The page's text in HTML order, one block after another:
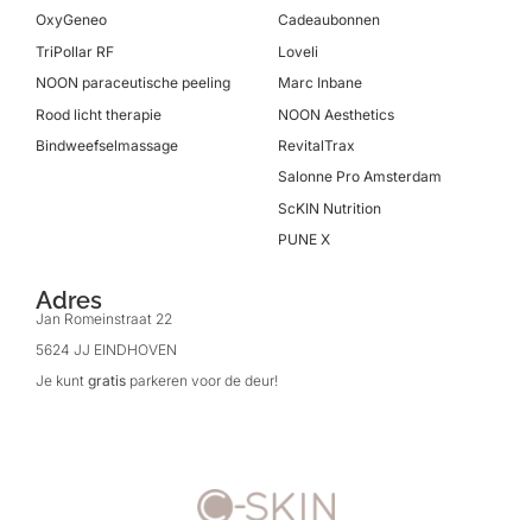
OxyGeneo
TriPollar RF
NOON paraceutische peeling
Rood licht therapie
Bindweefselmassage
Cadeaubonnen
Loveli
Marc Inbane
NOON Aesthetics
RevitalTrax
Salonne Pro Amsterdam
ScKIN Nutrition
PUNE X
Adres
Jan Romeinstraat 22
5624 JJ EINDHOVEN
Je kunt gratis parkeren voor de deur!